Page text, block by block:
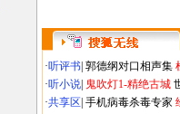
·听评书 郭德纲对口相声集
·听小说 鬼吹灯1-精绝古城
·共享区 手机病毒杀毒专家